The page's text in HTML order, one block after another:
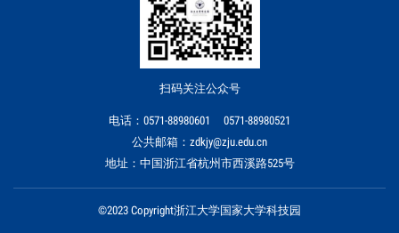
扫码关注公众号
电话：0571-88980601 0571-88980521
公共邮箱：zdkjy@zju.edu.cn
地址：中国浙江省杭州市西溪路525号
©2023 Copyright浙江大学国家大学科技园